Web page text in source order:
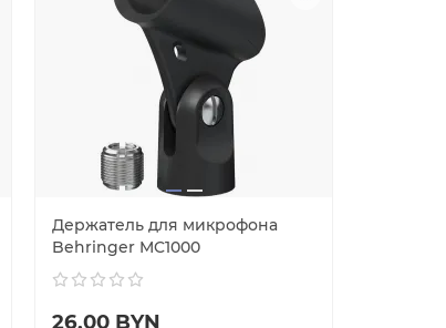
Держатель для микрофона
Behringer MC1000
26.00 BYN